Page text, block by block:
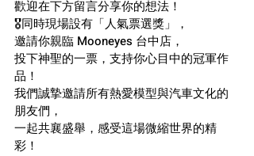
歡迎在下方留言分享你的想法！
🎖同時現場設有「人氣票選獎」，
邀請你親臨 Mooneyes 台中店，
投下神聖的一票，支持你心目中的冠軍作
品！
我們誠摯邀請所有熱愛模型與汽車文化的
朋友們，
一起共襄盛舉，感受這場微縮世界的精
彩！